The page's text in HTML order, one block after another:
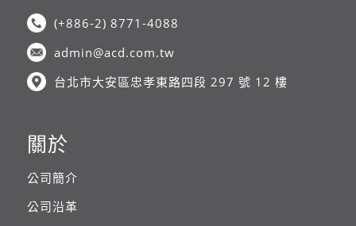
(+886-2) 8771-4088
admin@acd.com.tw
台北市大安區忠孝東路四段 297 號 12 樓
關於
公司簡介
公司沿革